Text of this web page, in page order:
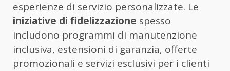
esperienze di servizio personalizzate. Le
iniziative di fidelizzazione spesso
includono programmi di manutenzione
inclusiva, estensioni di garanzia, offerte
promozionali e servizi esclusivi per i clienti